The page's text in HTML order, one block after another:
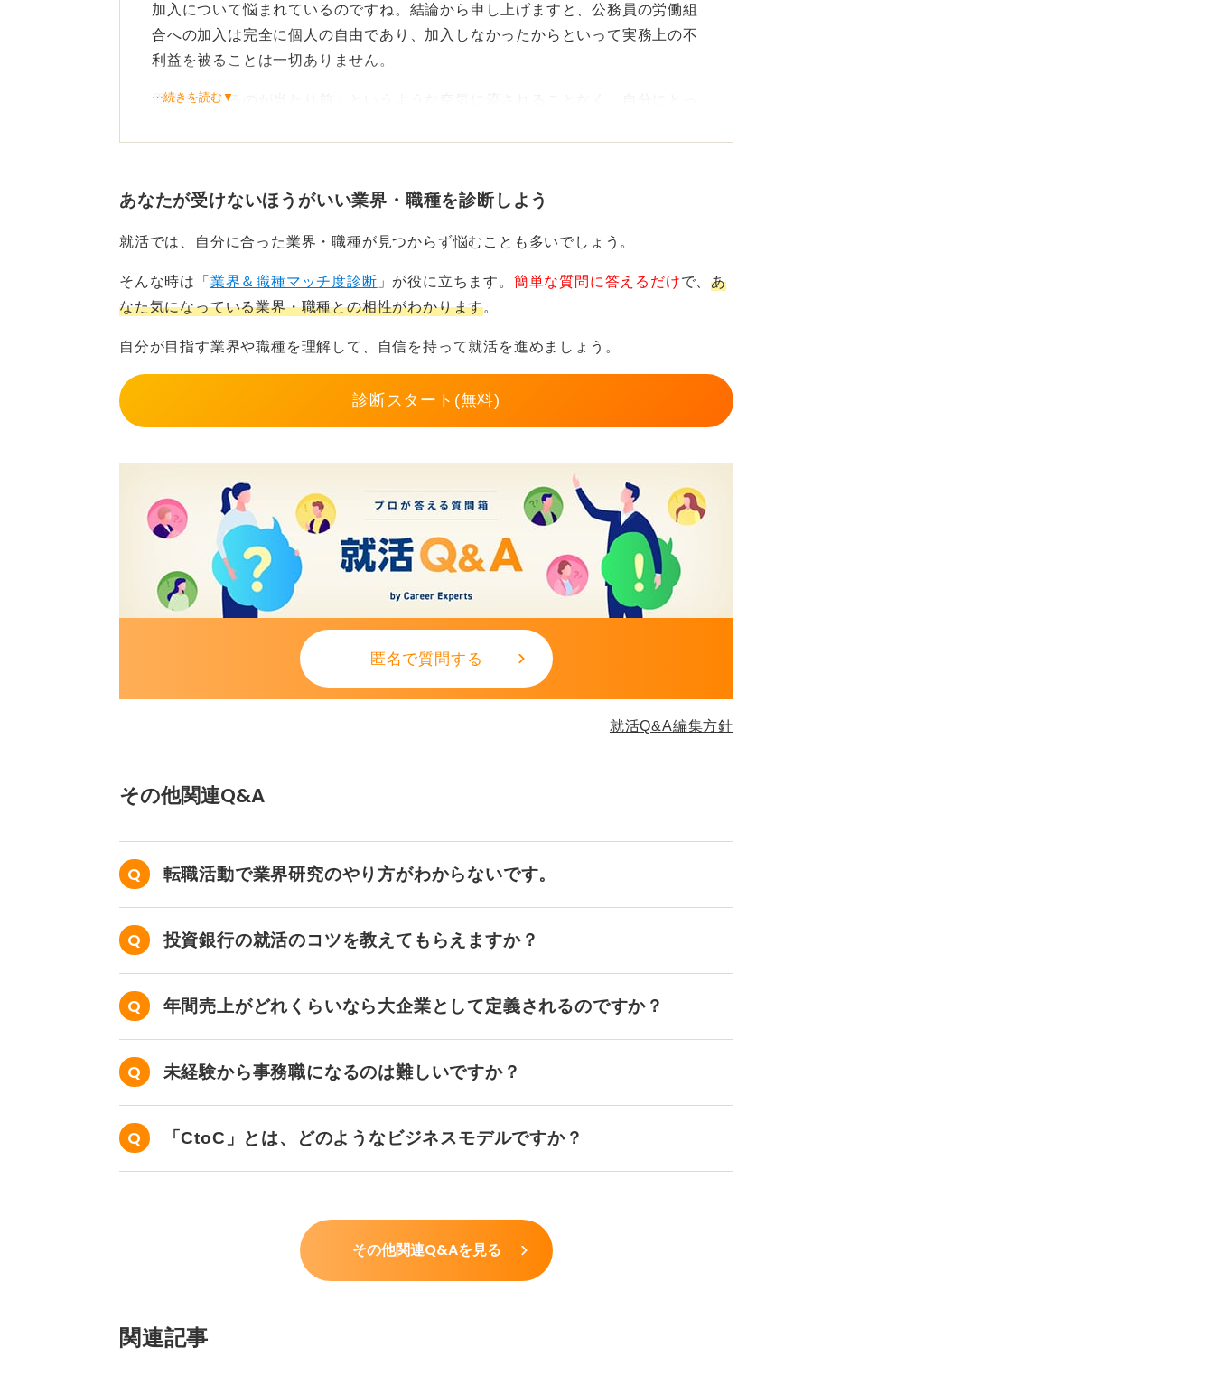
加入について悩まれているのですね。結論から申し上げますと、公務員の労働組
合への加入は完全に個人の自由であり、加入しなかったからといって実務上の不
利益を被ることは一切ありません。
周囲の「入るのが当たり前」というような空気に流されることなく、自分にとっ
す。近年、若手職員の間で加入率が低下しているのは、組合費というコストに見
一方で、組合がハラスメントなどの職場トラブルに直面した際の防波堤として機
能する側面があるのも事実です。
非加入を選んでも、優秀な成績で昇進していく職員は数多く存在しますし、職場
の人間関係も仕事のパフォーマンス次第で良好に保つことができます。
まずは加入せず、職場の組合活動の実態や雰囲気を数カ月じっくり観察してから
判断しても、決して遅くはありません。「みんなが入るから」という依存的な思
考を捨て、コストとリスクを冷静に天秤にかけて決断していきましょう。
0
⋯続きを読む▼
あなたが受けないほうがいい業界・職種を診断しよう
就活では、自分に合った業界・職種が見つからず悩むことも多いでしょう。
そんな時は「 業界＆職種マッチ度診断 」が役に立ちます。 簡単な質問に答えるだけで、あ
なた気になっている業界・職種との相性がわかります。
自分が目指す業界や職種を理解して、自信を持って就活を進めましょう。
診断スタート(無料)
匿名で質問する
就活Q&A編集方針
その他関連Q&A
転職活動で業界研究のやり方がわからないです。
投資銀行の就活のコツを教えてもらえますか？
年間売上がどれくらいなら大企業として定義されるのですか？
未経験から事務職になるのは難しいですか？
「CtoC」とは、どのようなビジネスモデルですか？
その他関連Q&Aを見る
関連記事